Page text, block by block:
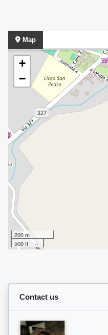
Map
+
−
200 m
500 ft
Contact us